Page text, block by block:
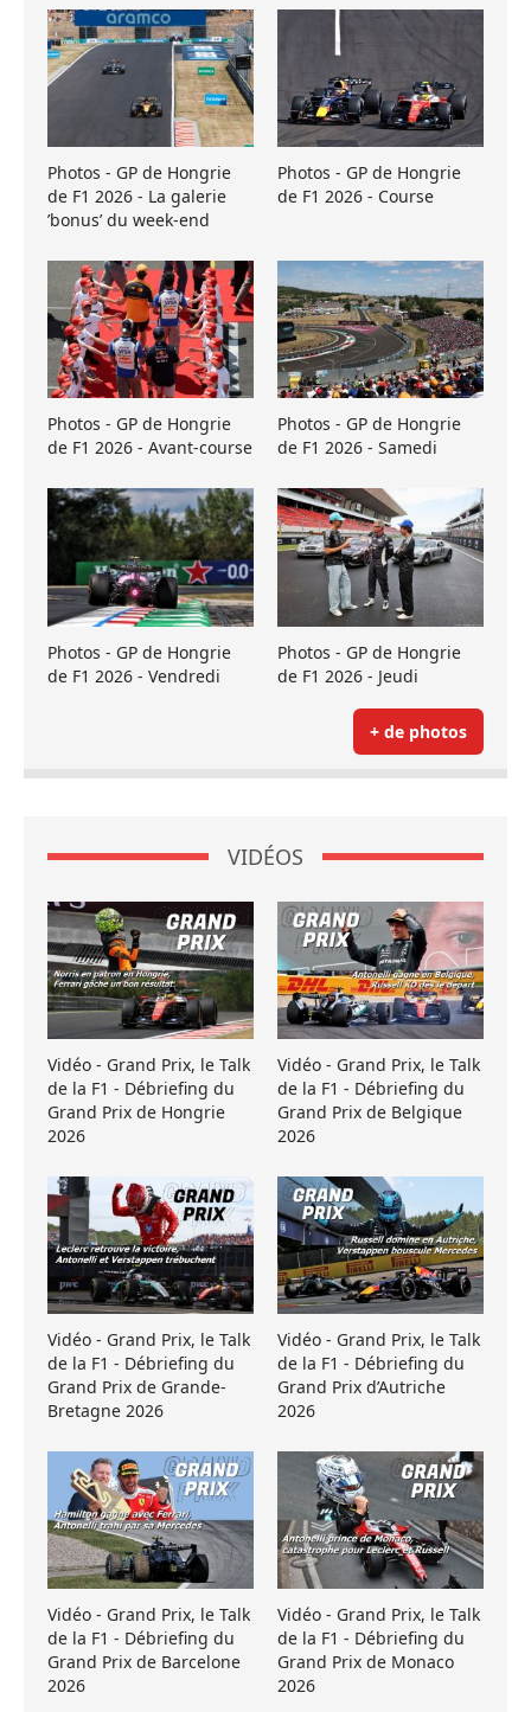
Photos - GP de Hongrie
de F1 2026 - La galerie
’bonus’ du week-end
Photos - GP de Hongrie
de F1 2026 - Course
Photos - GP de Hongrie
de F1 2026 - Avant-course
Photos - GP de Hongrie
de F1 2026 - Samedi
Photos - GP de Hongrie
de F1 2026 - Vendredi
Photos - GP de Hongrie
de F1 2026 - Jeudi
+ de photos
VIDÉOS
Vidéo - Grand Prix, le Talk
de la F1 - Débriefing du
Grand Prix de Hongrie
2026
Vidéo - Grand Prix, le Talk
de la F1 - Débriefing du
Grand Prix de Belgique
2026
Vidéo - Grand Prix, le Talk
de la F1 - Débriefing du
Grand Prix de Grande-
Bretagne 2026
Vidéo - Grand Prix, le Talk
de la F1 - Débriefing du
Grand Prix d’Autriche
2026
Vidéo - Grand Prix, le Talk
de la F1 - Débriefing du
Grand Prix de Barcelone
2026
Vidéo - Grand Prix, le Talk
de la F1 - Débriefing du
Grand Prix de Monaco
2026